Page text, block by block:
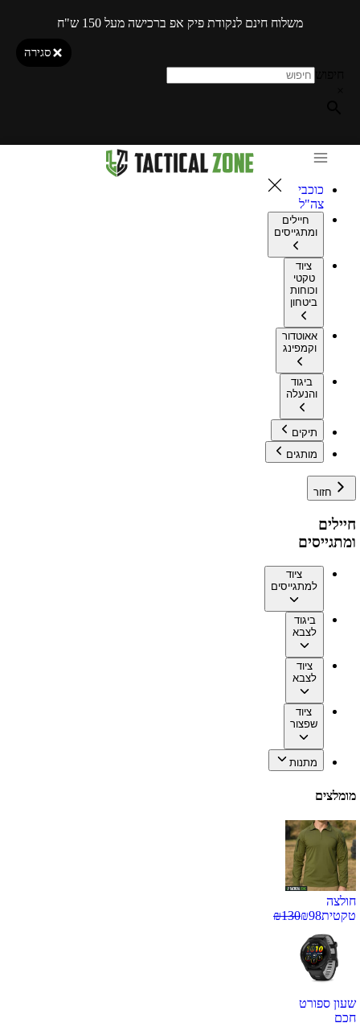
משלוח חינם לנקודת פיק אפ ברכישה מעל 150 ש"ח
סגירה
כוכבי
צה"ל
חיילים
ומתגייסים
ציוד
טקטי
וכוחות
ביטחון
אאוטדור
וקמפינג
ביגוד
והנעלה
תיקים
מותגים
חזור
חיילים
ומתגייסים
ציוד
למתגייסים
ביגוד
לצבא
ציוד
לצבא
ציוד
שפצור
מתנות
מומלצים
חולצה
טקטית
₪98
₪130
שעון ספורט
חכם